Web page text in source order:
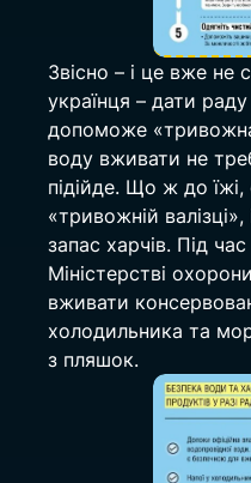
Звісно – і це вже не
українця – дати
допоможе
воду вживати не
підійде. Що ж до їжі,
«тривожній
запас харчів. Під
Міністерстві
вживати
холодильника та
з пляшок.